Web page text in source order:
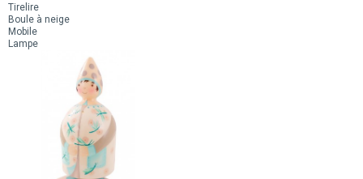
Tirelire
Boule à neige
Mobile
Lampe